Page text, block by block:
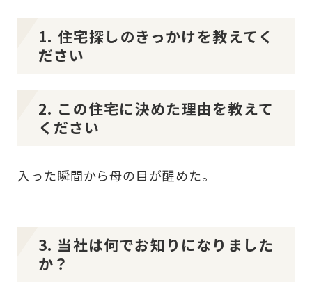
1. 住宅探しのきっかけを教えてく
ださい
2. この住宅に決めた理由を教えて
ください
入った瞬間から母の目が醒めた。
3. 当社は何でお知りになりました
か？